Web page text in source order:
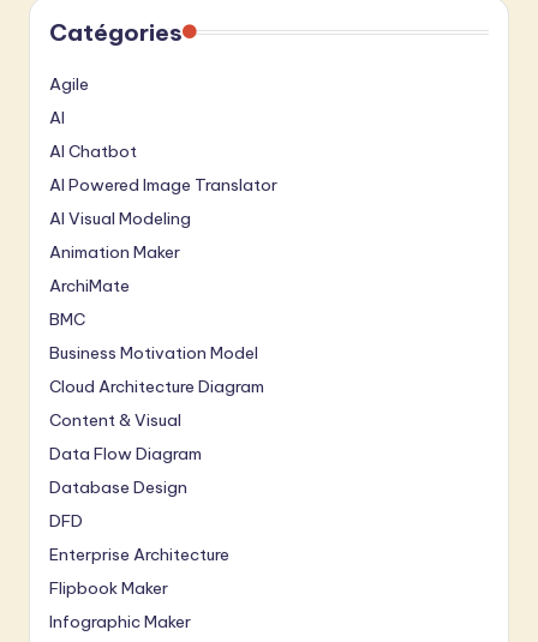
Catégories
Agile
AI
AI Chatbot
AI Powered Image Translator
AI Visual Modeling
Animation Maker
ArchiMate
BMC
Business Motivation Model
Cloud Architecture Diagram
Content & Visual
Data Flow Diagram
Database Design
DFD
Enterprise Architecture
Flipbook Maker
Infographic Maker